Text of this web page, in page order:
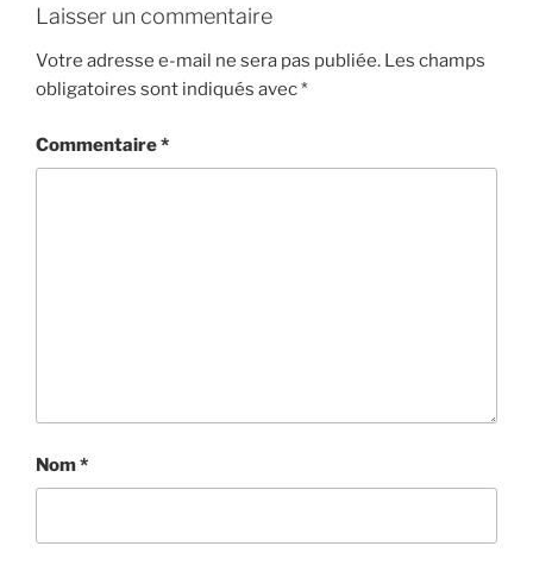
Laisser un commentaire
Votre adresse e-mail ne sera pas publiée. Les champs
obligatoires sont indiqués avec*
Commentaire*
Nom*